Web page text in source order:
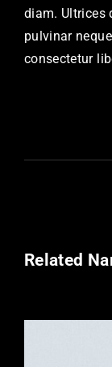
diam. Ultrices
pulvinar
consectetur
Related